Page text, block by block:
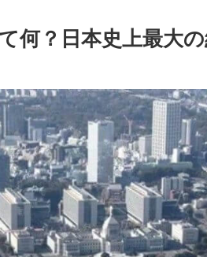
何？日本史上最大